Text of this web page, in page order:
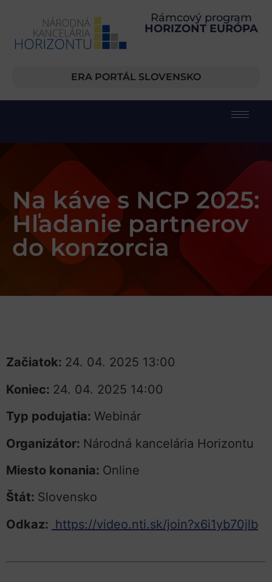
Rámcový program
HORIZONT EURÓPA
ERA PORTÁL SLOVENSKO
Na káve s NCP 2025:
Hľadanie partnerov
do konzorcia
Začiatok: 24. 04. 2025 13:00
Koniec: 24. 04. 2025 14:00
Typ podujatia: Webinár
Organizátor: Národná kancelária Horizontu
Miesto konania: Online
Štát: Slovensko
Odkaz: https://video.nti.sk/join?x6i1yb70jlb